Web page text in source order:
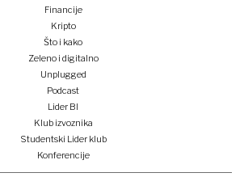
Financije
Kripto
Što i kako
Zeleno i digitalno
Unplugged
Podcast
Lider BI
Klub izvoznika
Studentski Lider klub
Konferencije